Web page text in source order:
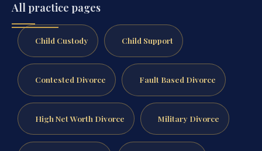
All practice pages
Child Custody Child Support
Contested Divorce Fault Based Divorce
High Net Worth Divorce Military Divorce